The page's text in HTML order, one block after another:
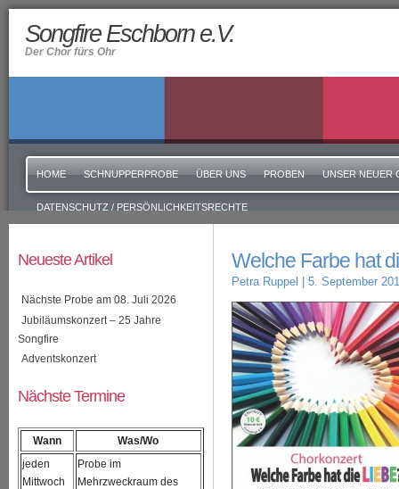
Songfire Eschborn e.V.
Der Chor fürs Ohr
HOME SCHNUPPERPROBE ÜBER UNS PROBEN UNSER NEUER
DATENSCHUTZ / PERSÖNLICHKEITSRECHTE
Welche Farbe hat
Petra Ruppel | 5. September
Neueste Artikel
Nächste Probe am 08. Juli 2026
Jubiläumskonzert – 25 Jahre
Songfire
Adventskonzert
Nächste Termine
Wann
Was/Wo
jeden
Mittwoch
Probe im
Mehrzweckraum des